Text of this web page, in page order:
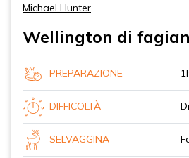
Michael Hunter
Wellington di
PREPARAZIONE
DIFFICOLTÀ
SELVAGGINA